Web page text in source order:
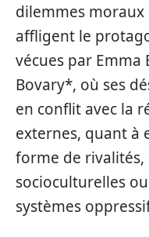
dilemmes moraux
affligent le
vécues par Emma
Bovary*, où ses
en conflit avec la
externes, quant à
forme de rivalités,
socioculturelles
systèmes